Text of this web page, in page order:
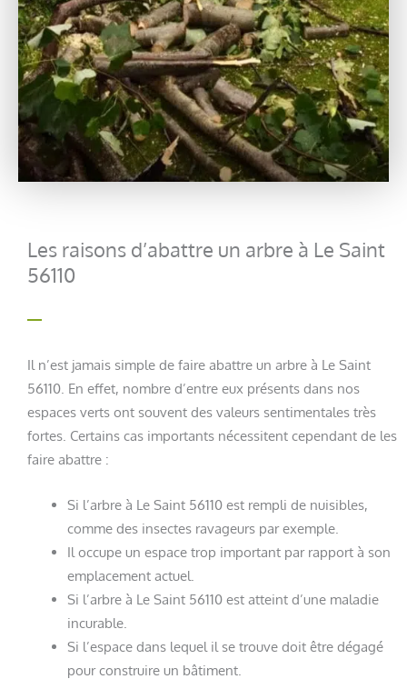
Les raisons d’abattre un arbre à Le Saint
56110
Il n’est jamais simple de faire abattre un arbre à Le Saint
56110. En effet, nombre d’entre eux présents dans nos
espaces verts ont souvent des valeurs sentimentales très
fortes. Certains cas importants nécessitent cependant de les
faire abattre :
Si l’arbre à Le Saint 56110 est rempli de nuisibles,
comme des insectes ravageurs par exemple.
Il occupe un espace trop important par rapport à son
emplacement actuel.
Si l’arbre à Le Saint 56110 est atteint d’une maladie
incurable.
Si l’espace dans lequel il se trouve doit être dégagé
pour construire un bâtiment.